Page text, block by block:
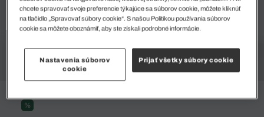
%
chcete spravovať svoje preferencie týkajúce sa súborov cookie, môžete kliknúť
na tlačidlo „Spravovať súbory cookie“. S našou Politikou používania súborov
cookie sa môžete oboznámiť, aby ste získali podrobné informácie.
Nastavenia súborov
cookie
Prijať všetky súbory cookie